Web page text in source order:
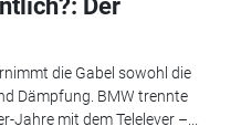
Der
die Gabel sowohl die
Dämpfung. BMW trennte
mit dem Telelever –...